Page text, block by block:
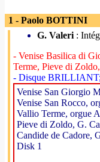
1 - Paolo BOTTINI
G. Valeri :
- Venise Basilica di
Terme, Pieve di
- Disque
Venise San Giorgio
Venise San Rocco,
Vallio Terme, orgue
Pieve di Zoldo, G.
Candide de Cadore,
Disk 1